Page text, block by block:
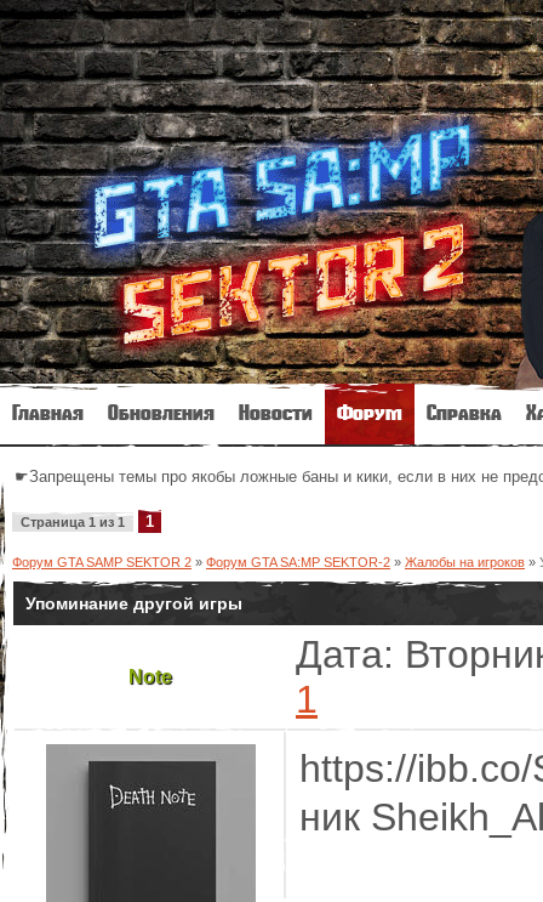
Главная Обновления Новости Форум Справка
☛Запрещены темы про якобы ложные баны и кики, если в них не
Страница 1 из 1 1
Форум GTA SAMP SEKTOR 2 » Форум GTA SA:MP SEKTOR-2 » Жалобы на игроков »
Упоминание другой игры
Note
Дата:
1
https://
ник